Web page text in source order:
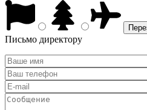
Письмо директору